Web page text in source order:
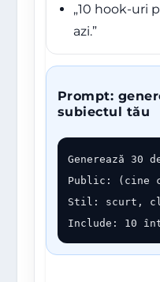
„10 hook-uri
azi.”
Prompt:
subiectul tău
Generează 30
Public: (cine
Stil: scurt,
Include: 10